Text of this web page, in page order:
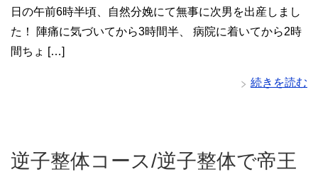
日の午前6時半頃、自然分娩にて無事に次男を出産しまし
た！ 陣痛に気づいてから3時間半、 病院に着いてから2時
間ちょ […]
続きを読む
逆子整体コース/逆子整体で帝王